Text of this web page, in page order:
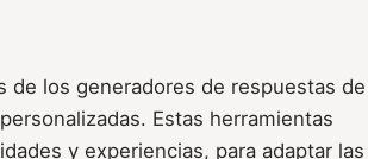
de los generadores de respuestas de
Estas herramientas
y experiencias, para adaptar las